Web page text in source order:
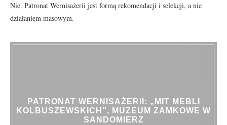
Nie. Patronat Wernisażerii jest formą rekomendacji i selekcji, a nie
działaniem masowym.
PATRONAT WERNISAŻERII: „MIT MEBLI
KOLBUSZEWSKICH”, MUZEUM ZAMKOWE W
SANDOMIERZ